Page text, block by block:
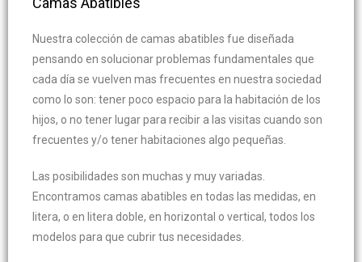
Nuestra colección de camas abatibles fue diseñada
pensando en solucionar problemas fundamentales que
cada día se vuelven mas frecuentes en nuestra sociedad
como lo son: tener poco espacio para la habitación de los
hijos, o no tener lugar para recibir a las visitas cuando son
frecuentes y/o tener habitaciones algo pequeñas.
Las posibilidades son muchas y muy variadas.
Encontramos camas abatibles en todas las medidas, en
litera, o en litera doble, en horizontal o vertical, todos los
modelos para que cubrir tus necesidades.